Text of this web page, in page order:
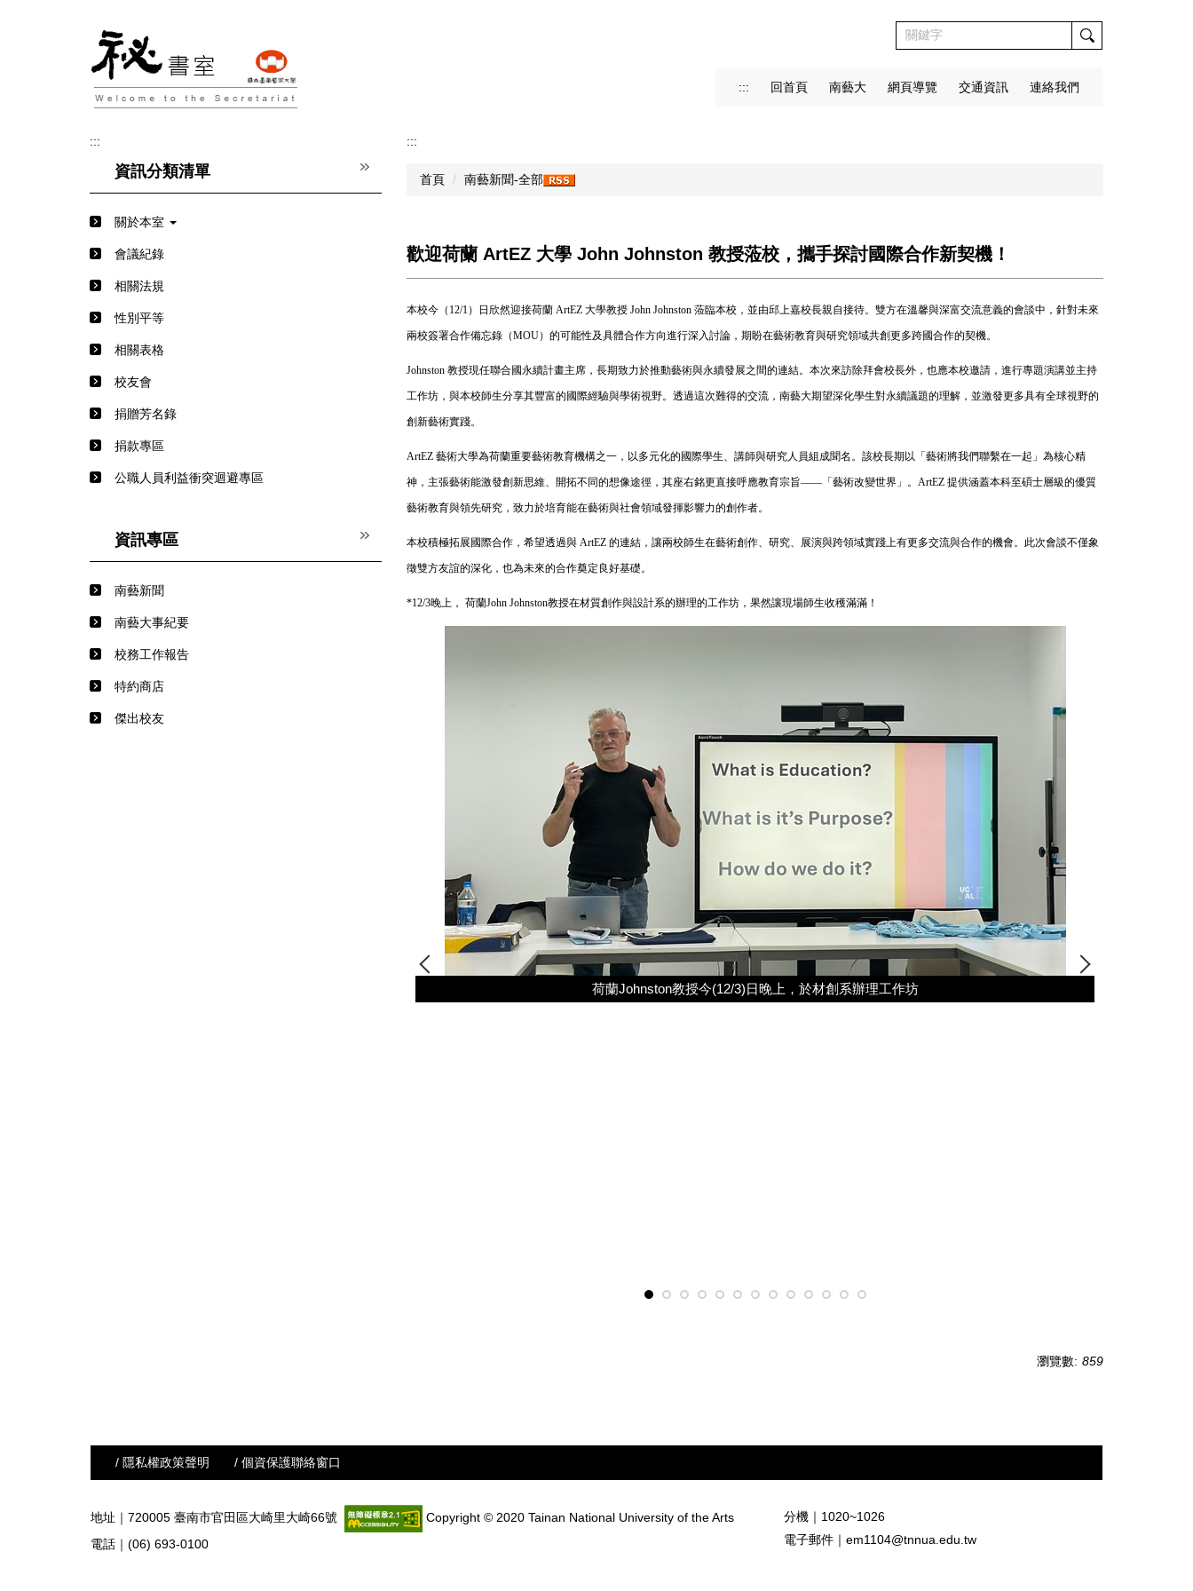
::: 回首頁 南藝大 網頁導覽 交通資訊 連絡我們
:::
資訊分類清單
關於本室
會議紀錄
相關法規
性別平等
相關表格
校友會
捐贈芳名錄
捐款專區
公職人員利益衝突迴避專區
資訊專區
南藝新聞
南藝大事紀要
校務工作報告
特約商店
傑出校友
:::
首頁 南藝新聞-全部
歡迎荷蘭 ArtEZ 大學 John Johnston 教授蒞校，攜手探討國際合作新契機！
本校今（12/1）日欣然迎接荷蘭 ArtEZ 大學教授 John Johnston 蒞臨本校，並由邱上嘉校長親自接待。雙方在溫馨與深富交流意義的會談中，針對未來
兩校簽署合作備忘錄（MOU）的可能性及具體合作方向進行深入討論，期盼在藝術教育與研究領域共創更多跨國合作的契機。
Johnston 教授現任聯合國永續計畫主席，長期致力於推動藝術與永續發展之間的連結。本次來訪除拜會校長外，也應本校邀請，進行專題演講並主持
工作坊，與本校師生分享其豐富的國際經驗與學術視野。透過這次難得的交流，南藝大期望深化學生對永續議題的理解，並激發更多具有全球視野的
創新藝術實踐。
ArtEZ 藝術大學為荷蘭重要藝術教育機構之一，以多元化的國際學生、講師與研究人員組成聞名。該校長期以「藝術將我們聯繫在一起」為核心精
神，主張藝術能激發創新思維、開拓不同的想像途徑，其座右銘更直接呼應教育宗旨——「藝術改變世界」。ArtEZ 提供涵蓋本科至碩士層級的優質
藝術教育與領先研究，致力於培育能在藝術與社會領域發揮影響力的創作者。
本校積極拓展國際合作，希望透過與 ArtEZ 的連結，讓兩校師生在藝術創作、研究、展演與跨領域實踐上有更多交流與合作的機會。此次會談不僅象
徵雙方友誼的深化，也為未來的合作奠定良好基礎。
*12/3晚上， 荷蘭John Johnston教授在材質創作與設計系的辦理的工作坊，果然讓現場師生收穫滿滿！
荷蘭Johnston教授今(12/3)日晚上，於材創系辦理工作坊
瀏覽數: 859
/ 隱私權政策聲明 / 個資保護聯絡窗口
地址｜720005 臺南市官田區大崎里大崎66號
Copyright © 2020 Tainan National University of the Arts
電話｜(06) 693-0100
分機｜1020~1026
電子郵件｜ em1104@tnnua.edu.tw